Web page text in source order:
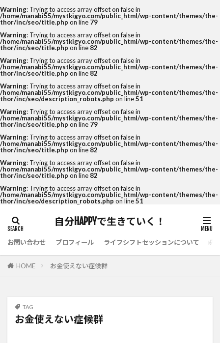
Warning: Trying to access array offset on false in
/home/manabi55/mystkigyo.com/public_html/wp-content/themes/the-
thor/inc/seo/title.php on line 79
Warning: Trying to access array offset on false in
/home/manabi55/mystkigyo.com/public_html/wp-content/themes/the-
thor/inc/seo/title.php on line 82
Warning: Trying to access array offset on false in
/home/manabi55/mystkigyo.com/public_html/wp-content/themes/the-
thor/inc/seo/title.php on line 82
Warning: Trying to access array offset on false in
/home/manabi55/mystkigyo.com/public_html/wp-content/themes/the-
thor/inc/seo/description_robots.php on line51
Warning: Trying to access array offset on false in
/home/manabi55/mystkigyo.com/public_html/wp-content/themes/the-
thor/inc/seo/title.php on line 79
Warning: Trying to access array offset on false in
/home/manabi55/mystkigyo.com/public_html/wp-content/themes/the-
thor/inc/seo/title.php on line 82
Warning: Trying to access array offset on false in
/home/manabi55/mystkigyo.com/public_html/wp-content/themes/the-
thor/inc/seo/title.php on line 82
Warning: Trying to access array offset on false in
/home/manabi55/mystkigyo.com/public_html/wp-content/themes/the-
thor/inc/seo/description_robots.php on line51
自分HAPPYで生きていく！
お問い合わせ プロフィール ライフシフトセッションについて 先
HOME お金使えない症候群
TAG
お金使えない症候群